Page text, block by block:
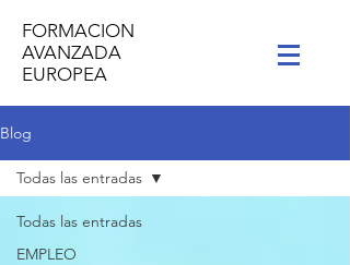
FORMACION
AVANZADA
EUROPEA
Blog
Todas las entradas
EMPLEO
Todas las entradas